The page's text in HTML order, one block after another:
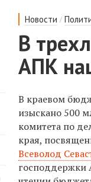
Новости /
В
АПК
В краевом
изыскано 500
комитета по
края,
Всеволод
господдержки